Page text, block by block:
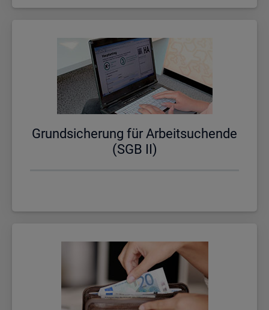
Grund­si­che­rung für Ar­beit­su­chen­de
(SGB II)